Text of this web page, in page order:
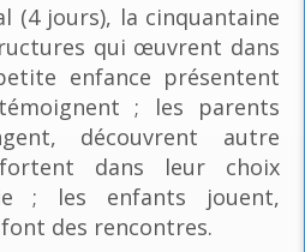
(4 jours), la cinquantaine
qui œuvrent dans
enfance présentent
; les parents
découvrent autre
dans leur choix
; les enfants jouent,
des rencontres.